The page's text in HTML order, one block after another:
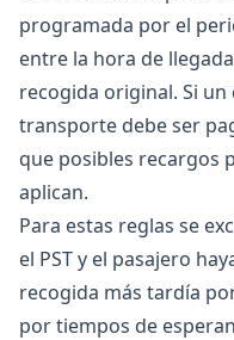
programada por el
entre la hora de
recogida original. Si un
transporte debe ser
que posibles recargos
aplican.
Para estas reglas se
el PST y el pasajero
recogida más tardía
por tiempos de